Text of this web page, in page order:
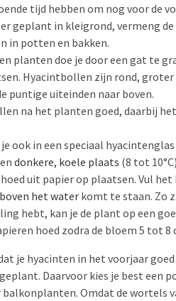
tijd hebben om nog voor de
geplant in kleigrond, vermeng
in potten en bakken.
planten doe je door een gat te
Hyacintbollen zijn rond,
puntige uiteinden naar boven.
na het planten goed, daarbij
ook in een speciaal
donkere, koele plaats (8 tot
uit papier op plaatsen. Vul
het water komt te staan. Zo
hebt, kan je de plant op een
hoed zodra de bloem 5 tot 8
je hyacinten in het voorjaar
Daarvoor kies je best een
Omdat de wortels